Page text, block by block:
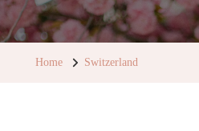
Home Switzerland